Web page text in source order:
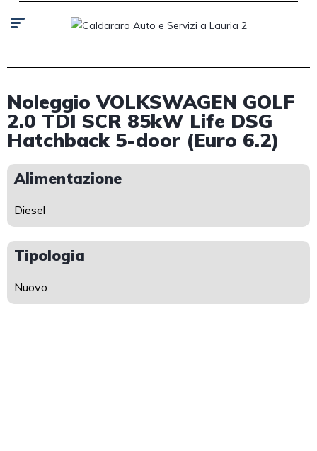
Noleggio VOLKSWAGEN GOLF
2.0 TDI SCR 85kW Life DSG
Hatchback 5-door (Euro 6.2)
Alimentazione
Diesel
Tipologia
Nuovo